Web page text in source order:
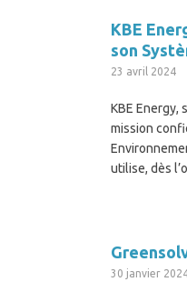
KBE
son
23 avril 2024
KBE Energy,
mission
utilise, dès
30 janvier